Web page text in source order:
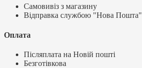
Самовивіз з магазину
Відправка службою "Нова Пошта"
Оплата
Післяплата на Новій пошті
Безготівкова